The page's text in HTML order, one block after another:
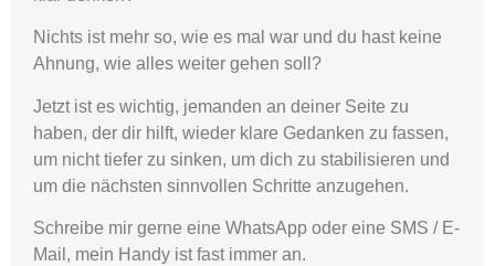
Nichts ist mehr so, wie es mal war und du hast keine
Ahnung, wie alles weiter gehen soll?
Jetzt ist es wichtig, jemanden an deiner Seite zu
haben, der dir hilft, wieder klare Gedanken zu fassen,
um nicht tiefer zu sinken, um dich zu stabilisieren und
um die nächsten sinnvollen Schritte anzugehen.
Schreibe mir gerne eine WhatsApp oder eine SMS / E-
Mail, mein Handy ist fast immer an.